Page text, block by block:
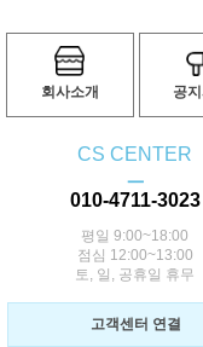
회사소개 공
CS CENTER
ㅡ
010-4711-3023
평일 9:00~18:00
점심 12:00~13:00
토, 일, 공휴일 휴무
고객센터 연결